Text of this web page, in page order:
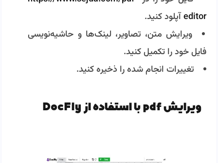
editorآپلود کنید.
ویرایش متن، تصاویر، لینک‌ها و حاشیه‌نویسی
فایل خود را تکمیل کنید.
تغییرات انجام شده را ذخیره کنید.
ویرایش pdf با استفاده از DocFly